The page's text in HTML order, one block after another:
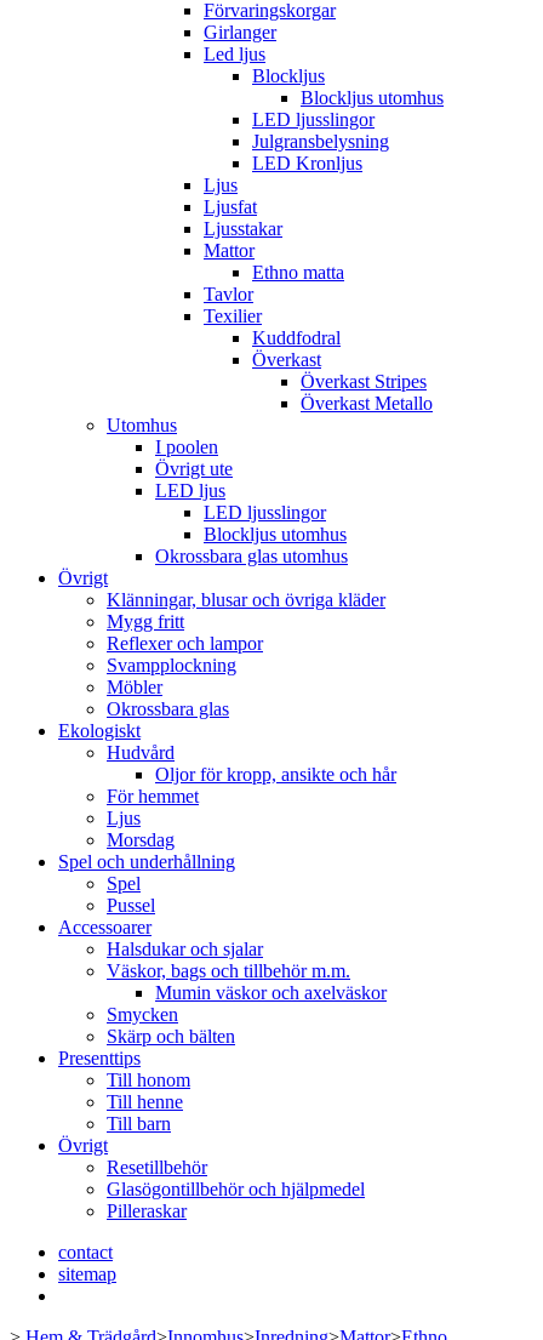
Förvaringskorgar
Girlanger
Led ljus
Blockljus
Blockljus utomhus
LED ljusslingor
Julgransbelysning
LED Kronljus
Ljus
Ljusfat
Ljusstakar
Mattor
Ethno matta
Tavlor
Texilier
Kuddfodral
Överkast
Överkast Stripes
Överkast Metallo
Utomhus
I poolen
Övrigt ute
LED ljus
LED ljusslingor
Blockljus utomhus
Okrossbara glas utomhus
Övrigt
Klänningar, blusar och övriga kläder
Mygg fritt
Reflexer och lampor
Svampplockning
Möbler
Okrossbara glas
Ekologiskt
Hudvård
Oljor för kropp, ansikte och hår
För hemmet
Ljus
Morsdag
Spel och underhållning
Spel
Pussel
Accessoarer
Halsdukar och sjalar
Väskor, bags och tillbehör m.m.
Mumin väskor och axelväskor
Smycken
Skärp och bälten
Presenttips
Till honom
Till henne
Till barn
Övrigt
Resetillbehör
Glasögontillbehör och hjälpmedel
Pilleraskar
contact
sitemap